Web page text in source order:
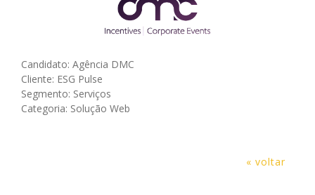
Candidato: Agência DMC
Cliente: ESG Pulse
Segmento: Serviços
Categoria: Solução Web
« voltar